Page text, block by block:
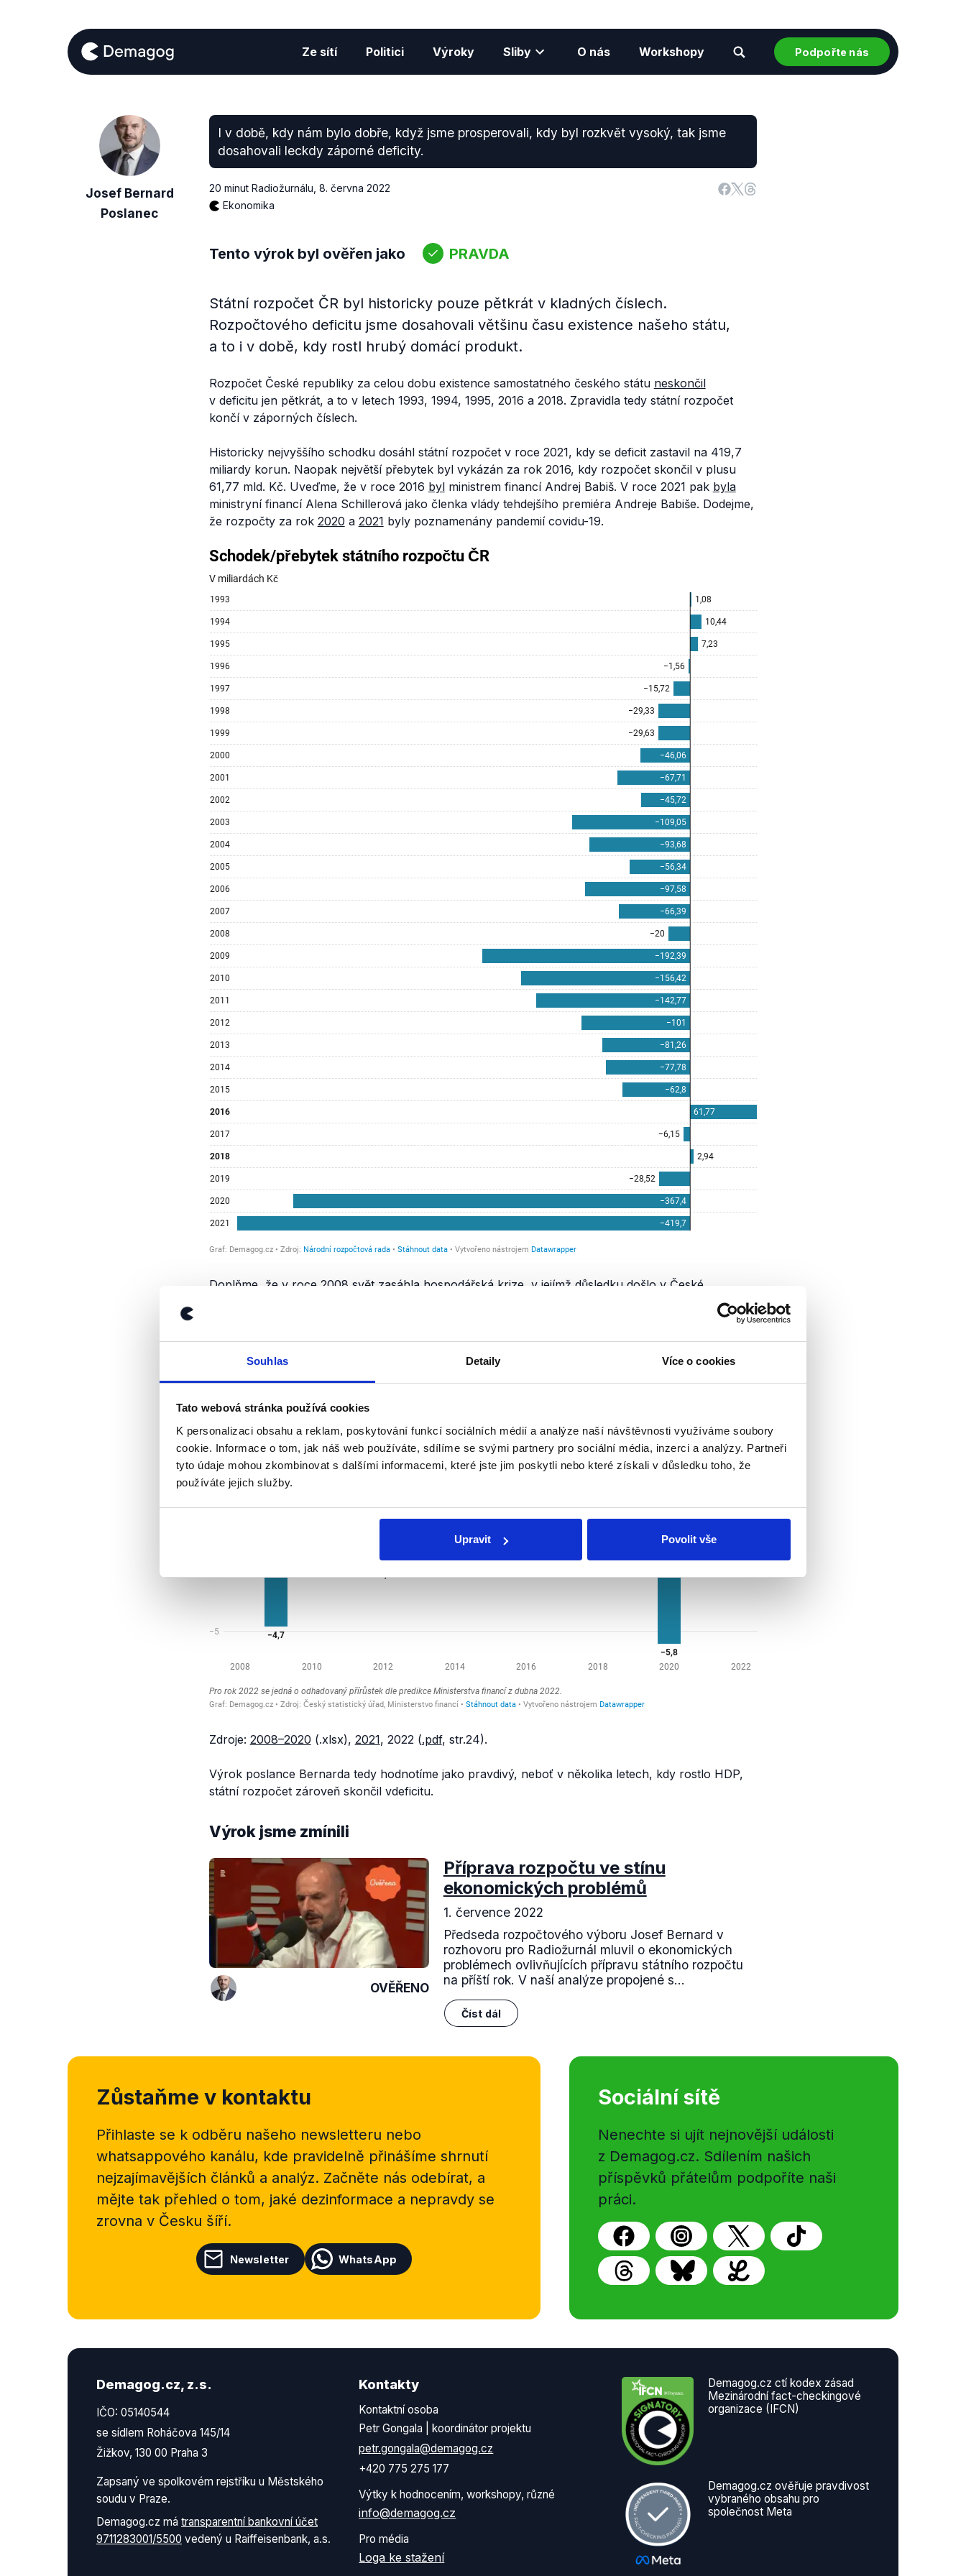
Souhlas Detaily Více o cookies
Tato webová stránka používá cookies
K personalizaci obsahu a reklam, poskytování funkcí sociálních médií a analýze naší návštěvnosti využíváme soubory
cookie. Informace o tom, jak náš web používáte, sdílíme se svými partnery pro sociální média, inzerci a analýzy. Partneři
tyto údaje mohou zkombinovat s dalšími informacemi, které jste jim poskytli nebo které získali v důsledku toho, že
používáte jejich služby.
Upravit Povolit vše
Ze sítí Politici Výroky Sliby O nás Workshopy Podpořte nás
Josef Bernard
Poslanec
I v době, kdy nám bylo dobře, když jsme prosperovali, kdy byl rozkvět vysoký, tak jsme
dosahovali leckdy záporné deficity.
20 minut Radiožurnálu 8. června 2022
Ekonomika
Tento výrok byl ověřen jako PRAVDA
Státní rozpočet ČR byl historicky pouze pětkrát v kladných číslech.
Rozpočtového deficitu jsme dosahovali většinu času existence našeho státu,
a to i v době, kdy rostl hrubý domácí produkt.
Rozpočet České republiky za celou dobu existence samostatného českého státu neskončil
v deficitu jen pětkrát, a to v letech 1993, 1994, 1995, 2016 a 2018. Zpravidla tedy státní rozpočet
končí v záporných číslech.
Historicky nejvyššího schodku dosáhl státní rozpočet v roce 2021, kdy se deficit zastavil na 419,7
miliardy korun. Naopak největší přebytek byl vykázán za rok 2016, kdy rozpočet skončil v plusu
61,77 mld. Kč. Uveďme, že v roce 2016 bylministrem financí Andrej Babiš. V roce 2021 pak byla
ministryní financí Alena Schillerová jako členka vlády tehdejšího premiéra Andreje Babiše. Dodejme,
že rozpočty za rok 2020 a 2021 byly poznamenány pandemií covidu-19.
Doplňme, že v roce 2008 svět zasáhla hospodářská krize, v jejímž důsledku došlo v České
Za dobu „prosperity“ či „rozkvětu“, o kterém mluví Josef Bernard, pak lze označit období, kdy
.xlsx). V roce 2020 následně HDP meziročně kleslo
o 5,8 %. Jak poté dokládá graf níže, ve vícero letech, kdy státní rozpočet skončil v deficitu,
skutečně rostlo HDP, např. v letech 2015, 2017 či 2019.
Zdroje: 2008–2020 (.xlsx), 2021, 2022 (.pdf, str.24).
Výrok poslance Bernarda tedy hodnotíme jako pravdivý, neboť v několika letech, kdy rostlo HDP,
státní rozpočet zároveň skončil vdeficitu.
Výrok jsme zmínili
OVĚŘENO
Příprava rozpočtu ve stínu
ekonomických problémů
1. července 2022
Předseda rozpočtového výboru Josef Bernard v
rozhovoru pro Radiožurnál mluvil o ekonomických
problémech ovlivňujících přípravu státního rozpočtu
na příští rok. V naší analýze propojené s...
Číst dál
Zůstaňme v kontaktu
Přihlaste se k odběru našeho newsletteru nebo
whatsappového kanálu, kde pravidelně přinášíme shrnutí
nejzajímavějších článků a analýz. Začněte nás odebírat, a
mějte tak přehled o tom, jaké dezinformace a nepravdy se
zrovna v Česku šíří.
Newsletter WhatsApp
Sociální sítě
Nenechte si ujít nejnovější události
z Demagog.cz. Sdílením našich
příspěvků přátelům podpoříte naši
práci.
Demagog.cz, z.s.
IČO: 05140544
se sídlem Roháčova 145/14
Žižkov, 130 00 Praha 3
Zapsaný ve spolkovém rejstříku u Městského
soudu v Praze.
Demagog.cz má transparentní bankovní účet
9711283001/5500 vedený u Raiffeisenbank, a.s.
Kontakty
Kontaktní osoba
Petr Gongala | koordinátor projektu
petr.gongala@demagog.cz
+420 775 275 177
Výtky k hodnocením, workshopy, různé
info@demagog.cz
Pro média
Loga ke stažení
Demagog.cz ctí kodex zásad
Mezinárodní fact-checkingové
organizace (IFCN)
Demagog.cz ověřuje pravdivost
vybraného obsahu pro
společnost Meta